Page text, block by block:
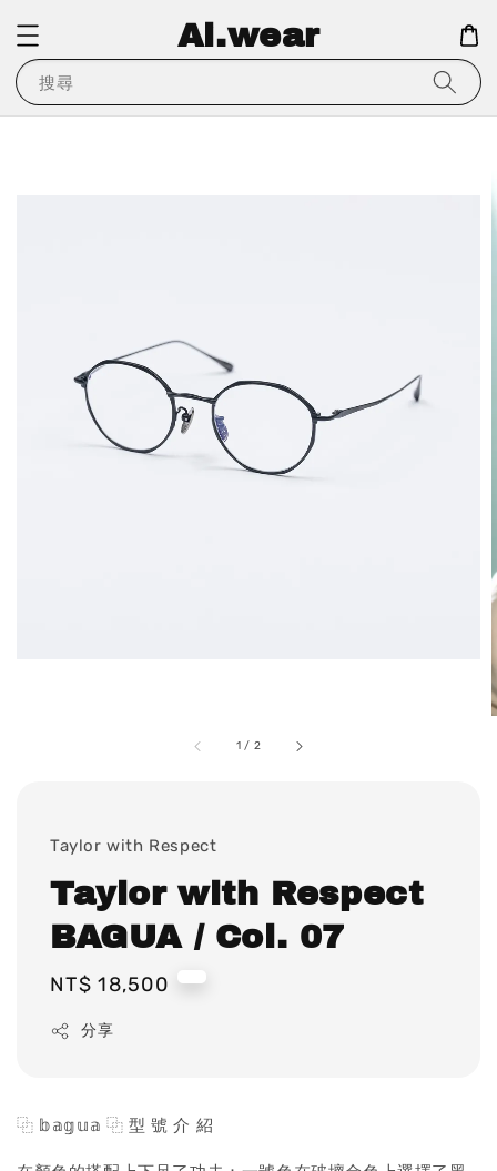
Ai.wear
搜尋
1 / 2
Taylor with Respect
Taylor with Respect
BAGUA / Col. 07
Regular
NT$ 18,500
分享
⿻ 𝕓𝕒𝕘𝕦𝕒 ⿻ 型 號 介 紹